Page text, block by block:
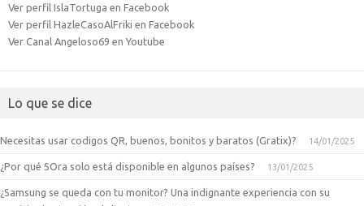
Ver perfil IslaTortuga en Facebook
Ver perfil HazleCasoAlFriki en Facebook
Ver Canal Angeloso69 en Youtube
Lo que se dice
Necesitas usar codigos QR, buenos, bonitos y baratos (Gratix)? 14/01/2025
¿Por qué SOra solo está disponible en algunos países? 13/01/2025
¿Samsung se queda con tu monitor? Una indignante experiencia con su